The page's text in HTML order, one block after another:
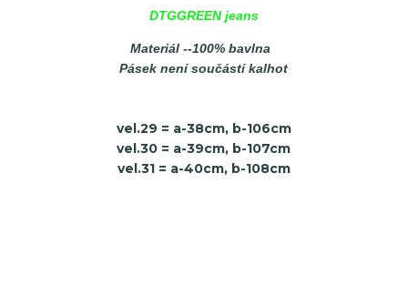
DTGGREEN jeans
Materiál --100% bavlna
Pásek není součástí kalhot
vel.29 = a-38cm, b-106cm
vel.30 = a-39cm, b-107cm
vel.31 = a-40cm, b-108cm